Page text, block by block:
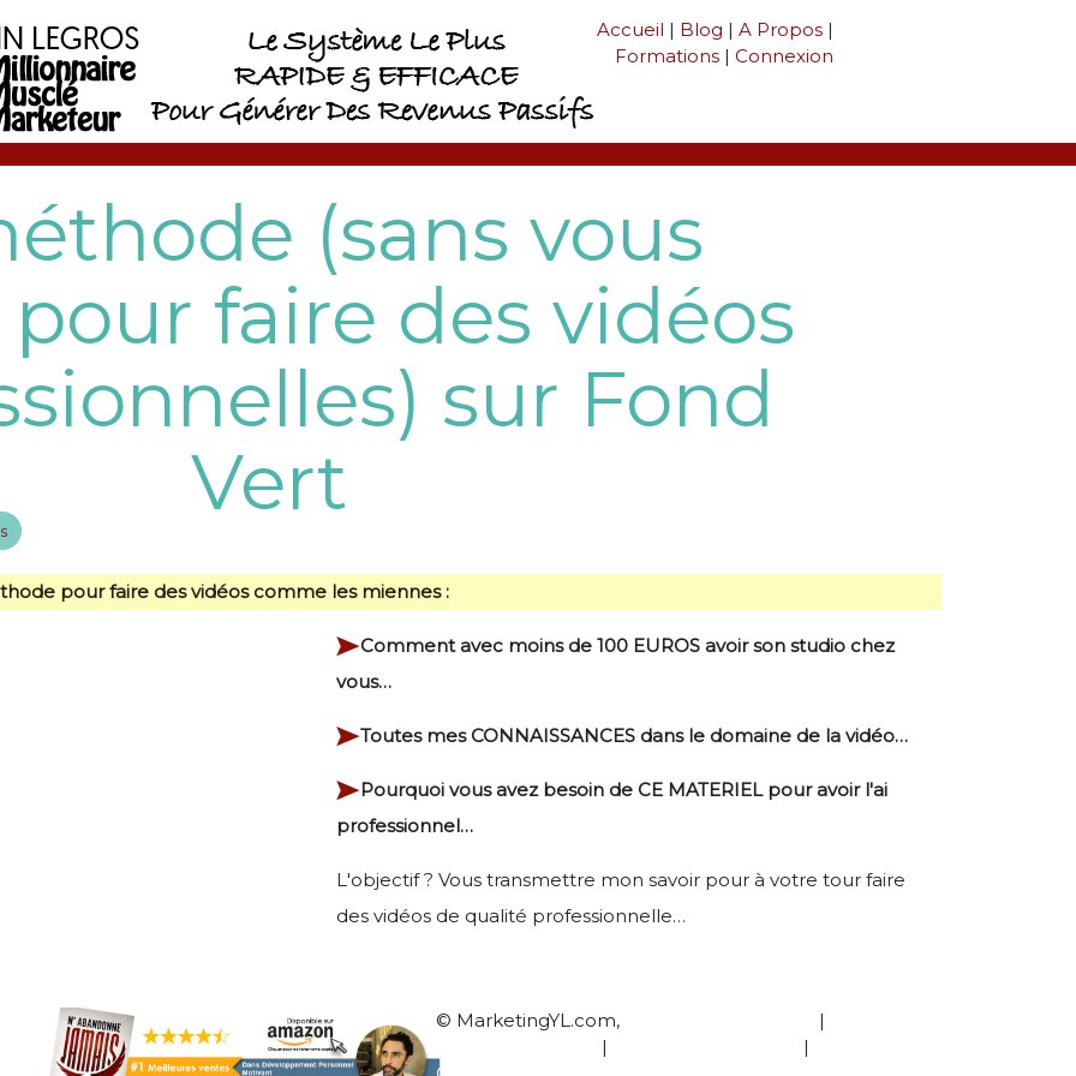
Accueil | Blog |A Propos |
Formations |Connexion
(sans vous
faire des vidéos
sur Fond
Vert
pour faire des vidéos comme les miennes :
Comment avec moins de 100 EUROS avoir son studio chez
vous…
Toutes mes CONNAISSANCES dans le domaine de la vidéo…
Pourquoi vous avez besoin de CE MATERIEL pour avoir l'ai
professionnel…
L'objectif ? Vous transmettre mon savoir pour à votre tour faire
des vidéos de qualité professionnelle…
© MarketingYL.com,
|
|
|